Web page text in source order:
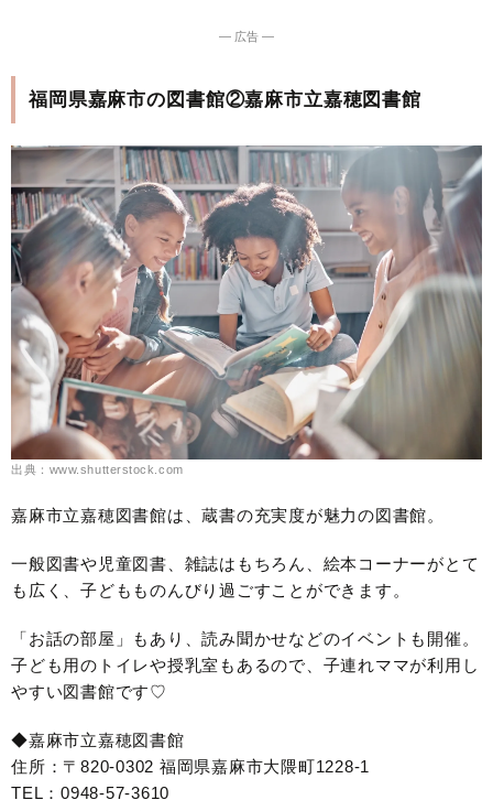
― 広告 ―
福岡県嘉麻市の図書館②嘉麻市立嘉穂図書館
出典：www.shutterstock.com
嘉麻市立嘉穂図書館は、蔵書の充実度が魅力の図書館。
一般図書や児童図書、雑誌はもちろん、絵本コーナーがとて
も広く、子どもものんびり過ごすことができます。
「お話の部屋」もあり、読み聞かせなどのイベントも開催。
子ども用のトイレや授乳室もあるので、子連れママが利用し
やすい図書館です♡
◆嘉麻市立嘉穂図書館
住所：〒820-0302 福岡県嘉麻市大隈町1228-1
TEL：0948-57-3610